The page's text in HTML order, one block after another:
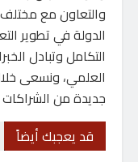
والتعاون مع
الدولة في تطوير
التكامل وتبادل
العلمي، ونسعى
جديدة من الشراكات
قد يعجبك أيضاً